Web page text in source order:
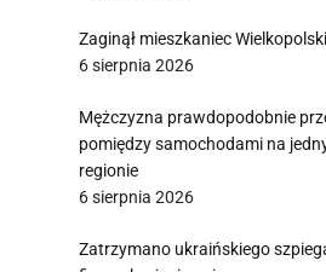
Zaginął mieszkaniec
6 sierpnia 2026
Mężczyzna prawdopodobnie
pomiędzy samochodami na
regionie
6 sierpnia 2026
Zatrzymano ukraińskiego